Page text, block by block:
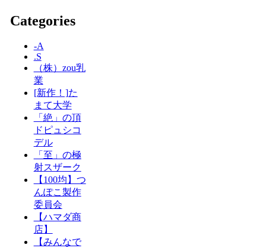
Categories
-A
.S
（株）zou乳
業
[新作！]た
まて大学
「絶」の頂
ドピュシコ
デル
「至」の極
射スザーク
【100均】つ
んぽこ製作
委員会
【ハマダ商
店】
【みんなで